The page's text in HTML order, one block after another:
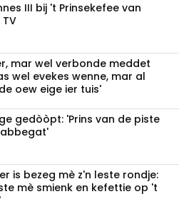
III bij 't Prinsekefee van
mar wel verbonde meddet
wel evekes wenne, mar al
oew eige ier tuis'
gedòòpt: 'Prins van de piste
is bezeg mè z'n leste rondje:
mè smienk en kefettie op 't